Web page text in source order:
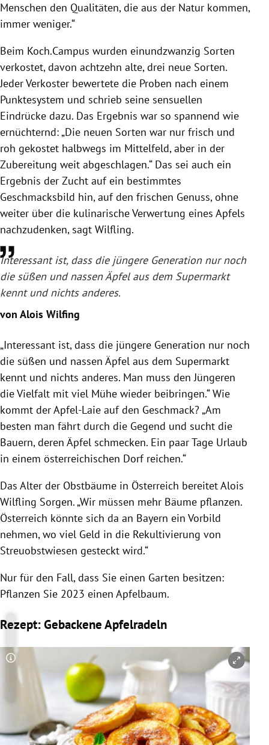
Menschen den Qualitäten, die aus der Natur kommen,
immer weniger.“
Beim Koch.Campus wurden einundzwanzig Sorten
verkostet, davon achtzehn alte, drei neue Sorten.
Jeder Verkoster bewertete die Proben nach einem
Punktesystem und schrieb seine sensuellen
Eindrücke dazu. Das Ergebnis war so spannend wie
ernüchternd: „Die neuen Sorten war nur frisch und
roh gekostet halbwegs im Mittelfeld, aber in der
Zubereitung weit abgeschlagen.“ Das sei auch ein
Ergebnis der Zucht auf ein bestimmtes
Geschmacksbild hin, auf den frischen Genuss, ohne
weiter über die kulinarische Verwertung eines Apfels
nachzudenken, sagt Wilfling.
Interessant ist, dass die jüngere Generation nur noch
die süßen und nassen Äpfel aus dem Supermarkt
kennt und nichts anderes.
von Alois Wilfing
„Interessant ist, dass die jüngere Generation nur noch
die süßen und nassen Äpfel aus dem Supermarkt
kennt und nichts anderes. Man muss den Jüngeren
die Vielfalt mit viel Mühe wieder beibringen.“ Wie
kommt der Apfel-Laie auf den Geschmack? „Am
besten man fährt durch die Gegend und sucht die
Bauern, deren Äpfel schmecken. Ein paar Tage Urlaub
in einem österreichischen Dorf reichen.“
Das Alter der Obstbäume in Österreich bereitet Alois
Wilfling Sorgen. „Wir müssen mehr Bäume pflanzen.
Österreich könnte sich da an Bayern ein Vorbild
nehmen, wo viel Geld in die Rekultivierung von
Streuobstwiesen gesteckt wird.“
Nur für den Fall, dass Sie einen Garten besitzen:
Pflanzen Sie 2023 einen Apfelbaum.
Rezept: Gebackene Apfelradeln
Copyright-Hinweis öffnen/schließen